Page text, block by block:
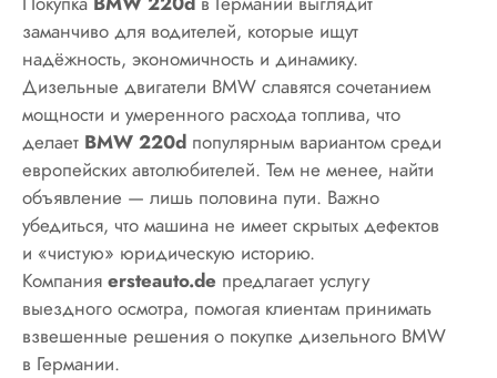
заманчиво для водителей, которые ищут
надёжность, экономичность и динамику.
Дизельные двигатели BMW славятся сочетанием
мощности и умеренного расхода топлива, что
делает BMW 220d популярным вариантом среди
европейских автолюбителей. Тем не менее, найти
объявление — лишь половина пути. Важно
убедиться, что машина не имеет скрытых дефектов
и «чистую» юридическую историю.
Компания ersteauto.de предлагает услугу
выездного осмотра, помогая клиентам принимать
взвешенные решения о покупке дизельного BMW
в Германии.